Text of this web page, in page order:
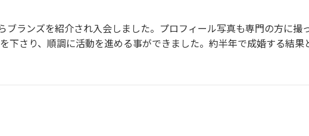
ランズを紹介され入会しました。プロフィール写真も専門の方に撮
下さり、順調に活動を進める事ができました。約半年で成婚する結果